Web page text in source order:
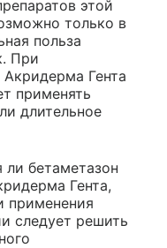
этой
только в
польза
При
Гента
применять
длительное
ли бетаметазон
Гента,
применения
следует решить